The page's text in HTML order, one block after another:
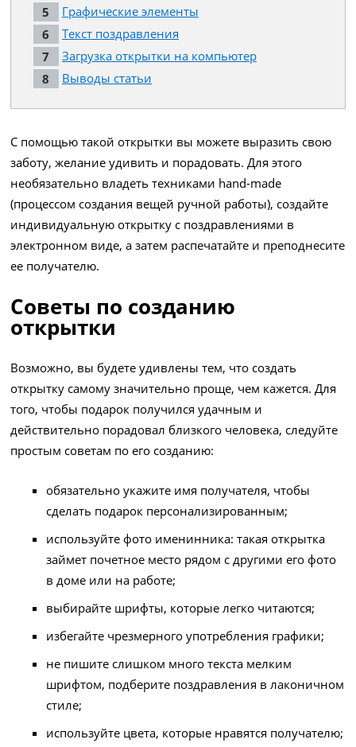
Графические элементы
Текст поздравления
Загрузка открытки на компьютер
Выводы статьи
С помощью такой открытки вы можете выразить свою
заботу, желание удивить и порадовать. Для этого
необязательно владеть техниками hand-made
(процессом создания вещей ручной работы), создайте
индивидуальную открытку с поздравлениями в
электронном виде, а затем распечатайте и преподнесите
ее получателю.
Советы по созданию
открытки
Возможно, вы будете удивлены тем, что создать
открытку самому значительно проще, чем кажется. Для
того, чтобы подарок получился удачным и
действительно порадовал близкого человека, следуйте
простым советам по его созданию:
обязательно укажите имя получателя, чтобы
сделать подарок персонализированным;
используйте фото именинника: такая открытка
займет почетное место рядом с другими его фото
в доме или на работе;
выбирайте шрифты, которые легко читаются;
избегайте чрезмерного употребления графики;
не пишите слишком много текста мелким
шрифтом, подберите поздравления в лаконичном
стиле;
используйте цвета, которые нравятся получателю;